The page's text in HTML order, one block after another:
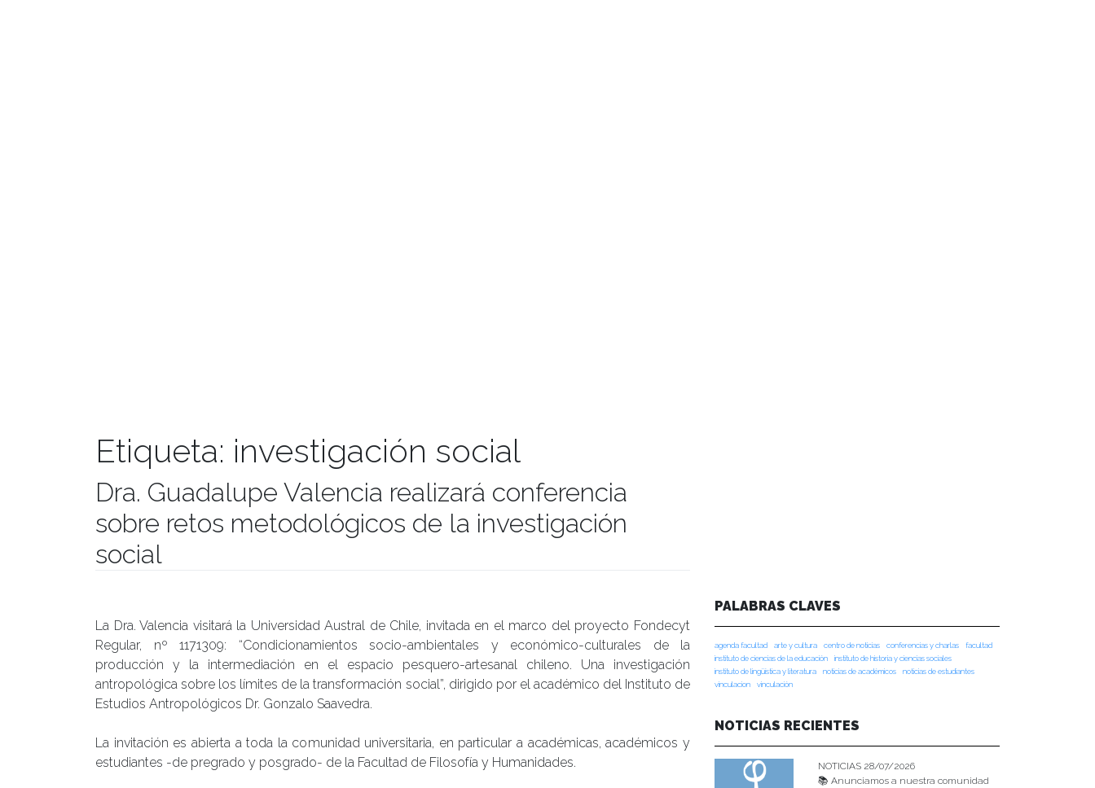
Etiqueta: investigación social
Dra. Guadalupe Valencia realizará conferencia
sobre retos metodológicos de la investigación
social
La Dra. Valencia visitará la Universidad Austral de Chile, invitada en el marco del proyecto Fondecyt
Regular, nº 1171309: “Condicionamientos socio-ambientales y económico-culturales de la
producción y la intermediación en el espacio pesquero-artesanal chileno. Una investigación
antropológica sobre los límites de la transformación social”, dirigido por el académico del Instituto de
Estudios Antropológicos Dr. Gonzalo Saavedra.
La invitación es abierta a toda la comunidad universitaria, en particular a académicas, académicos y
estudiantes -de pregrado y posgrado- de la Facultad de Filosofía y Humanidades.
PALABRAS CLAVES
agenda facultad arte y cultura centro de noticias conferencias y charlas
facultad
instituto de ciencias de la educación
instituto de historia y ciencias sociales
instituto de lingüística y literatura
noticias de académicos
noticias de estudiantes
vinculacion
vinculación
NOTICIAS RECIENTES
NOTICIAS 28/07/2026
📚 Anunciamos a nuestra comunidad